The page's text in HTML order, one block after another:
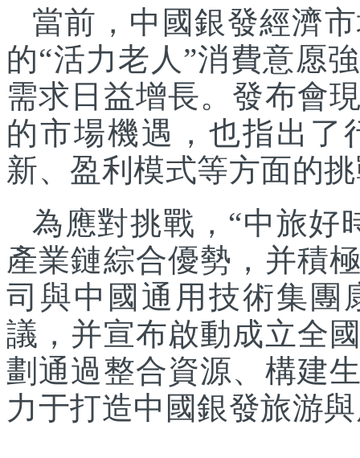
當前，中國銀發經濟
的“活力老人”消費意愿
需求日益增長。發布會
的市場機遇，也指出了
新、盈利模式等方面的
為應對挑戰，“中旅好
產業鏈綜合優勢，并積
司與中國通用技術集團
議，并宣布啟動成立全
劃通過整合資源、構建
力于打造中國銀發旅游